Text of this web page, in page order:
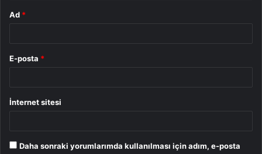
Ad *
E-posta *
İnternet sitesi
Daha sonraki yorumlarımda kullanılması için adım, e-posta